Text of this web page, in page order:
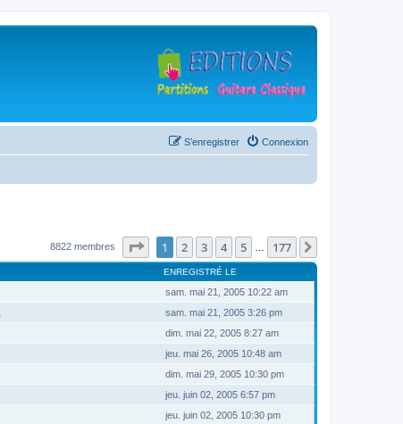
Connexion
S’enregistrer
8822 membres Page sur177
1 2 3 4 5 177
ENREGISTRÉ LE
sam. mai 21, 2005 10:22 am
sam. mai 21, 2005 3:26 pm
dim. mai 22, 2005 8:27 am
jeu. mai 26, 2005 10:48 am
dim. mai 29, 2005 10:30 pm
jeu. juin 02, 2005 6:57 pm
jeu. juin 02, 2005 10:30 pm